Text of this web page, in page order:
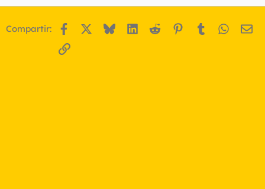
Compartir: Facebook BlueskyLinkedIn
Reddit Pinterest
Tumblr
Enlace